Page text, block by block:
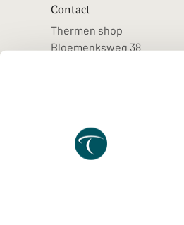
Contact
Thermen shop
Bloemenksweg 38